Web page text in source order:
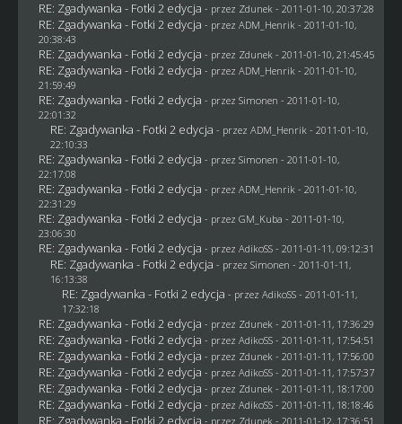
RE: Zgadywanka - Fotki 2 edycja - przez Zdunek - 2011-01-10, 20:37:28
RE: Zgadywanka - Fotki 2 edycja - przez ADM_Henrik - 2011-01-10,
20:38:43
RE: Zgadywanka - Fotki 2 edycja - przez Zdunek - 2011-01-10, 21:45:45
RE: Zgadywanka - Fotki 2 edycja - przez ADM_Henrik - 2011-01-10,
21:59:49
RE: Zgadywanka - Fotki 2 edycja - przez Simonen - 2011-01-10,
22:01:32
RE: Zgadywanka - Fotki 2 edycja - przez ADM_Henrik - 2011-01-10,
22:10:33
RE: Zgadywanka - Fotki 2 edycja - przez Simonen - 2011-01-10,
22:17:08
RE: Zgadywanka - Fotki 2 edycja - przez ADM_Henrik - 2011-01-10,
22:31:29
RE: Zgadywanka - Fotki 2 edycja - przez GM_Kuba - 2011-01-10,
23:06:30
RE: Zgadywanka - Fotki 2 edycja - przez AdikoSS - 2011-01-11, 09:12:31
RE: Zgadywanka - Fotki 2 edycja - przez Simonen - 2011-01-11,
16:13:38
RE: Zgadywanka - Fotki 2 edycja - przez AdikoSS - 2011-01-11,
17:32:18
RE: Zgadywanka - Fotki 2 edycja - przez Zdunek - 2011-01-11, 17:36:29
RE: Zgadywanka - Fotki 2 edycja - przez AdikoSS - 2011-01-11, 17:54:51
RE: Zgadywanka - Fotki 2 edycja - przez Zdunek - 2011-01-11, 17:56:00
RE: Zgadywanka - Fotki 2 edycja - przez AdikoSS - 2011-01-11, 17:57:37
RE: Zgadywanka - Fotki 2 edycja - przez Zdunek - 2011-01-11, 18:17:00
RE: Zgadywanka - Fotki 2 edycja - przez AdikoSS - 2011-01-11, 18:18:46
RE: Zgadywanka - Fotki 2 edycja - przez Zdunek - 2011-01-12, 17:36:51